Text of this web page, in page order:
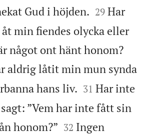
Gud i höjden. 

29 Har
min fiendes olycka eller
något ont hänt honom?
aldrig låtit min mun synda
hans liv. 

31 Har inte
”Vem har inte fått sin
honom?” 

32 Ingen